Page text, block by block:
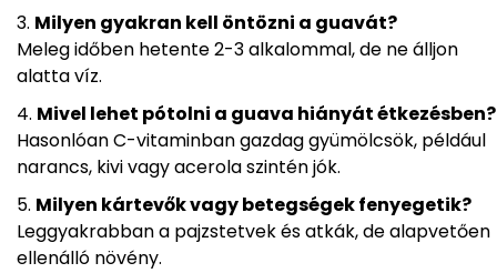
Milyen gyakran kell öntözni a guavát?
Meleg időben hetente 2-3 alkalommal, de ne álljon
alatta víz.
Mivel lehet pótolni a guava hiányát étkezésben?
Hasonlóan C-vitaminban gazdag gyümölcsök, például
narancs, kivi vagy acerola szintén jók.
Milyen kártevők vagy betegségek fenyegetik?
Leggyakrabban a pajzstetvek és atkák, de alapvetően
ellenálló növény.